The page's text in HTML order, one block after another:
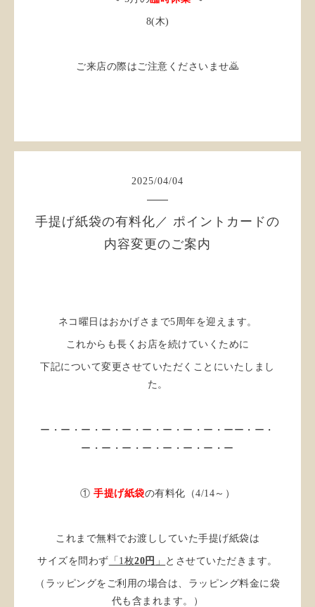
8(木)
ご来店の際はご注意くださいませ🙇
2025/04/04
手提げ紙袋の有料化／ ポイントカードの
内容変更のご案内
ネコ曜日はおかげさまで5周年を迎えます。
これからも長くお店を続けていくために
下記について変更させていただくことにいたしまし
た。
ー・ー・ー・ー・ー・ー・ー・ー・ー・ーー・ー・
ー・ー・ー・ー・ー・ー・ー・ー
① 手提げ紙袋の有料化（4/14～）
これまで無料でお渡ししていた手提げ紙袋は
サイズを問わず 「1枚20円 」 とさせていただきます。
（ラッピングをご利用の場合は、ラッピング料金に袋
代も含まれます。）